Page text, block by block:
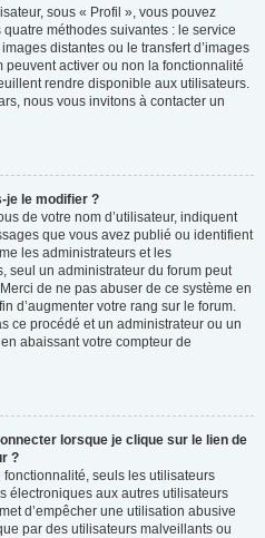
sous « Profil », vous pouvez
méthodes suivantes : le service
distantes ou le transfert d’images
peuvent activer ou non la fonctionnalité
rendre disponible aux utilisateurs.
nous vous invitons à contacter un
je le modifier ?
de votre nom d’utilisateur, indiquent
que vous avez publié ou identifient
les administrateurs et les
seul un administrateur du forum peut
de ne pas abuser de ce système en
d’augmenter votre rang sur le forum.
ce procédé et un administrateur ou un
abaissant votre compteur de
lorsque je clique sur le lien de
?
seuls les utilisateurs
électroniques aux autres utilisateurs
d’empêcher une utilisation abusive
par des utilisateurs malveillants ou